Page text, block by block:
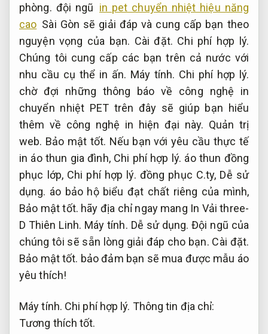
phòng. đội ngũ in pet chuyển nhiệt hiệu năng
cao Sài Gòn sẽ giải đáp và cung cấp bạn theo
nguyện vọng của bạn. Cài đặt. Chi phí hợp lý.
Chúng tôi cung cấp các bạn trên cả nước với
nhu cầu cụ thể in ấn. Máy tính. Chi phí hợp lý.
chờ đợi những thông báo về công nghệ in
chuyển nhiệt PET trên đây sẽ giúp bạn hiểu
thêm về công nghệ in hiện đại này. Quản trị
web. Bảo mật tốt. Nếu bạn với yêu cầu thực tế
in áo thun gia đình, Chi phí hợp lý. áo thun đồng
phục lớp, Chi phí hợp lý. đồng phục C.ty, Dễ sử
dụng. áo bảo hộ biểu đạt chất riêng của mình,
Bảo mật tốt. hãy địa chỉ ngay mang In Vải three-
D Thiên Linh. Máy tính. Dễ sử dụng. Đội ngũ của
chúng tôi sẽ sẵn lòng giải đáp cho bạn. Cài đặt.
Bảo mật tốt. bảo đảm bạn sẽ mua được mẫu áo
yêu thích!
Máy tính. Chi phí hợp lý. Thông tin địa chỉ:
Tương thích tốt.